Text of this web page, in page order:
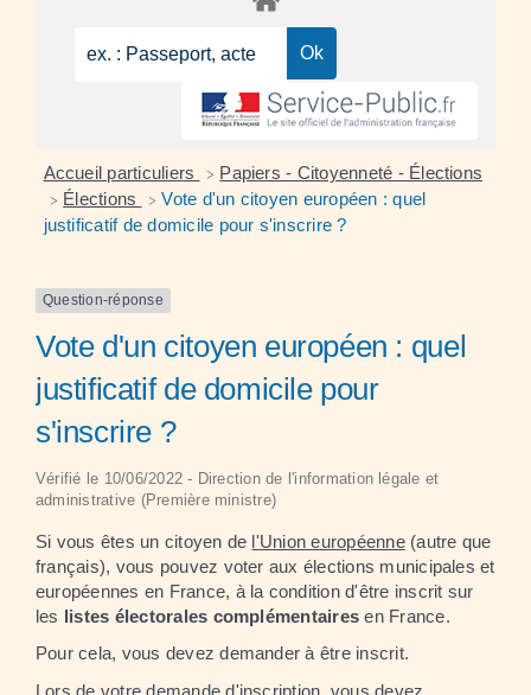
Accueil particuliers > Papiers - Citoyenneté - Élections
> Élections > Vote d'un citoyen européen : quel
justificatif de domicile pour s'inscrire ?
Question-réponse
Vote d'un citoyen européen : quel
justificatif de domicile pour
s'inscrire ?
Vérifié le 10/06/2022 - Direction de l'information légale et
administrative (Première ministre)
Si vous êtes un citoyen de l'Union européenne(autre que
français), vous pouvez voter aux élections municipales et
européennes en France, à la condition d'être inscrit sur
les listes électorales complémentaires en France.
Pour cela, vous devez demander à être inscrit.
Lors de votre demande d'inscription, vous devez